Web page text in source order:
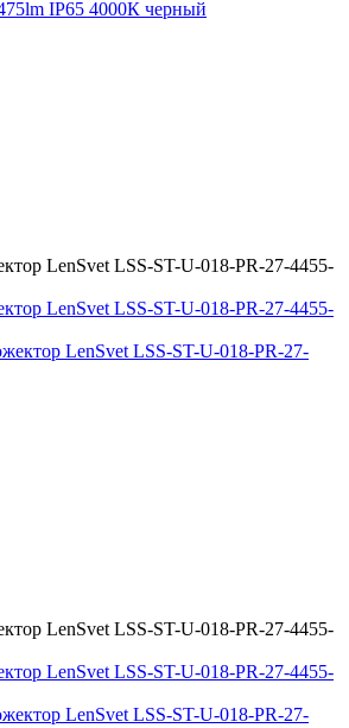
LenSvet LSS-ST-U-018-PR-27-4455-
LenSvet LSS-ST-U-018-PR-27-4455-
LenSvet LSS-ST-U-018-PR-27-4455-
LenSvet LSS-ST-U-018-PR-27-4455-